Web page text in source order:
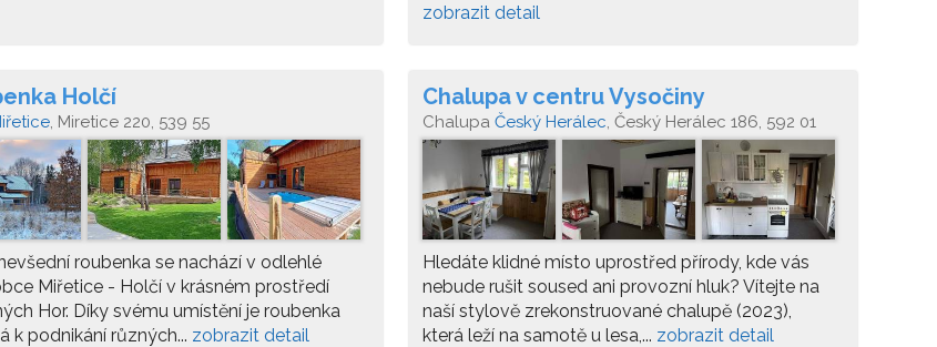
zobrazit detail
Holčí
, Miretice 220, 539 55
roubenka se nachází v odlehlé
Miřetice - Holčí v krásném prostředí
Hor. Díky svému umístění je roubenka
k podnikání různých... zobrazit detail
Chalupa v centru Vysočiny
Chalupa Český Herálec, Český Herálec 186, 592 01
Herálec
Hledáte klidné místo uprostřed přírody, kde vás
nebude rušit soused ani provozní hluk? Vítejte na
naší stylově zrekonstruované chalupě (2023),
která leží na samotě u lesa,... zobrazit detail